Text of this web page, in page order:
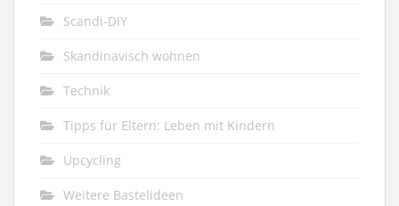
Scandi-DIY
Skandinavisch wohnen
Technik
Tipps für Eltern: Leben mit Kindern
Upcycling
Weitere Bastelideen